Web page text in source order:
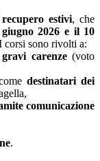
estivi, che
2026 e il 10
corsi sono rivolti a:
gravi carenze(voto
destinatari dei
comunicazione
.